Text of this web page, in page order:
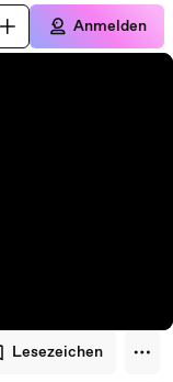
Anmelden
Lesezeichen